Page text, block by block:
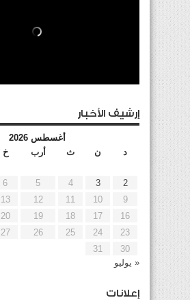
إرشيف الأخبار
أغسطس 2026
د
ن ث أرب خ
2
3
4
5
6
9
10
11
12
13
16
17
18
19
20
23
24
25
26
27
30
31
« يوليو
إعلانات